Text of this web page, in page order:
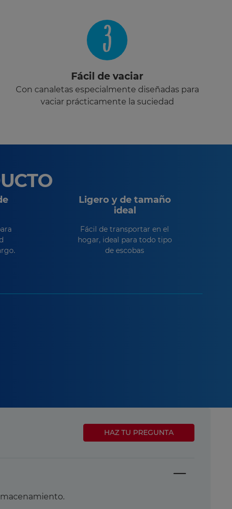
3
Fácil de vaciar
Con canaletas especialmente diseñadas para
vaciar prácticamente la suciedad
Ligero y de tamaño
ideal
Fácil de transportar en el
hogar, ideal para todo tipo
de escobas
HAZ TU PREGUNTA